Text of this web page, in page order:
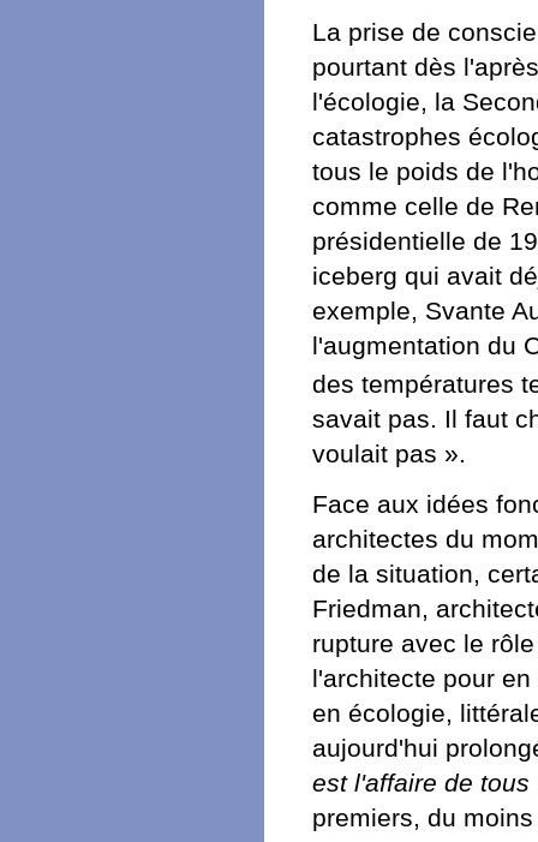
La prise de
pourtant dès
l'écologie, la
catastrophes
tous le poids de
comme celle de
présidentielle de
iceberg qui avait
exemple, Svante
l'augmentation du
des températures
savait pas. Il faut
voulait pas ».
Face aux idées
architectes du
de la situation,
Friedman,
rupture avec le
l'architecte pour
en écologie,
aujourd'hui
est l'affaire de tous
premiers, du